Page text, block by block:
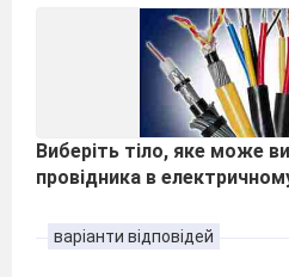
Виберіть тіло, яке може
провідника в
варіанти відповідей